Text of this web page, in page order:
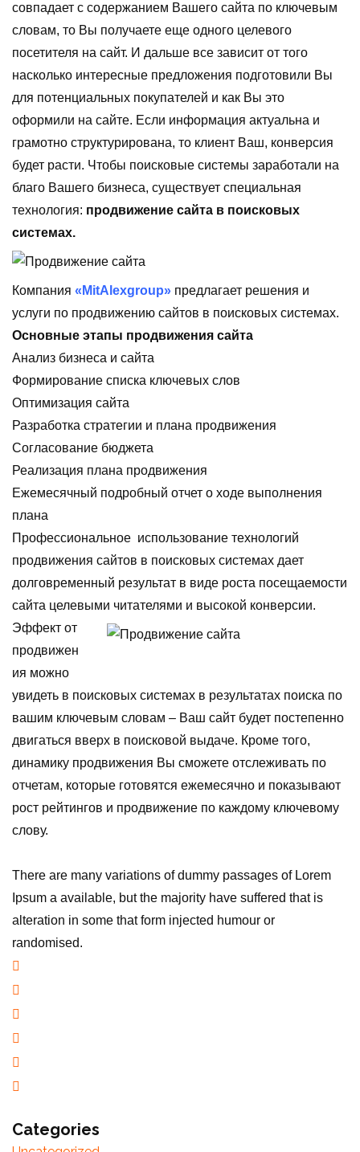
совпадает с содержанием Вашего сайта по ключевым
словам, то Вы получаете еще одного целевого
посетителя на сайт. И дальше все зависит от того
насколько интересные предложения подготовили Вы
для потенциальных покупателей и как Вы это
оформили на сайте. Если информация актуальна и
грамотно структурирована, то клиент Ваш, конверсия
будет расти. Чтобы поисковые системы заработали на
благо Вашего бизнеса, существует специальная
технология: продвижение сайта в поисковых
системах.
Компания «MitAlexgroup» предлагает решения и
услуги по продвижению сайтов в поисковых системах.
Основные этапы продвижения сайта
Анализ бизнеса и сайта
Формирование списка ключевых слов
Оптимизация сайта
Разработка стратегии и плана продвижения
Согласование бюджета
Реализация плана продвижения
Ежемесячный подробный отчет о ходе выполнения
плана
Профессиональное использование технологий
продвижения сайтов в поисковых системах дает
долговременный результат в виде роста посещаемости
сайта целевыми читателями и высокой конверсии.
Эффект от
продвижен
ия можно
увидеть в поисковых системах в результатах поиска по
вашим ключевым словам – Ваш сайт будет постепенно
двигаться вверх в поисковой выдаче. Кроме того,
динамику продвижения Вы сможете отслеживать по
отчетам, которые готовятся ежемесячно и показывают
рост рейтингов и продвижение по каждому ключевому
слову.
There are many variations of dummy passages of Lorem
Ipsum a available, but the majority have suffered that is
alteration in some that form injected humour or
randomised.
Categories